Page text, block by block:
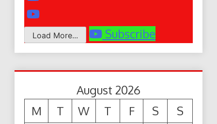
Load More... Subscribe
August 2026
M
T W T F S
S